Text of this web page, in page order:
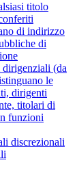
titolo
di indirizzo
di
(da
le
dirigenti
titolari di
funzioni
discrezionali